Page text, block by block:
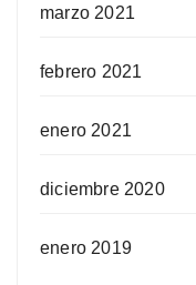
marzo 2021
febrero 2021
enero 2021
diciembre 2020
enero 2019